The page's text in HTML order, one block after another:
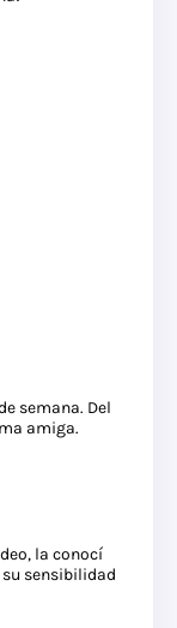
semana. Del
amiga.
la conocí
su sensibilidad